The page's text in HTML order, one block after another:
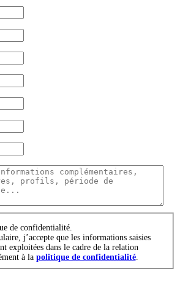
de confidentialité.
j’accepte que les informations saisies
exploitées dans le cadre de la relation
à la politique de confidentialité.